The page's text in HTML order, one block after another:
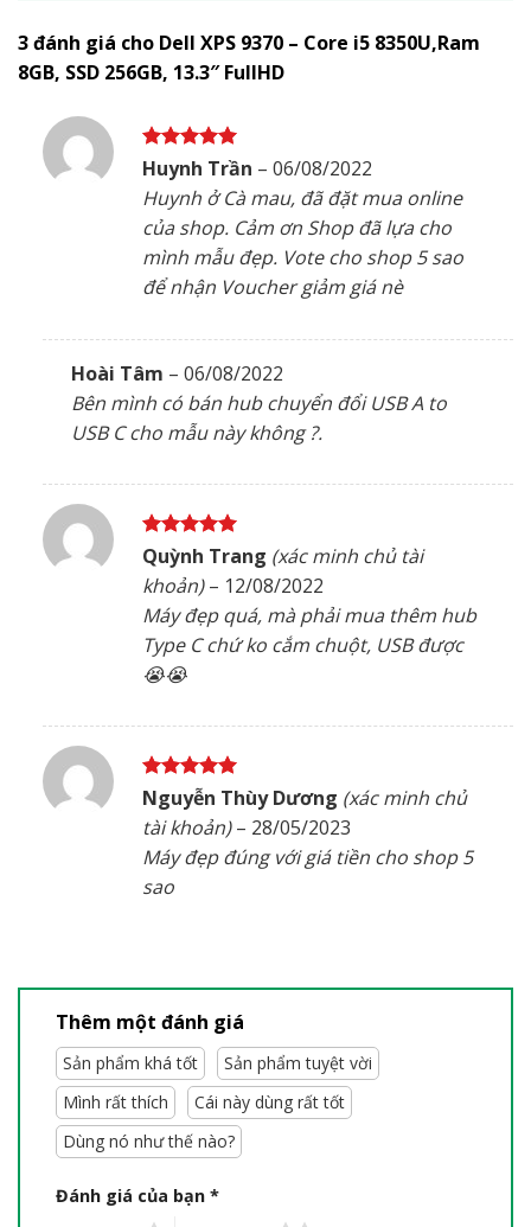
3 đánh giá cho Dell XPS 9370 – Core i5 8350U,Ram
8GB, SSD 256GB, 13.3″ FullHD
Được xếp
hạng
sao
Huynh Trần – 06/08/2022
Huynh ở Cà mau, đã đặt mua online
của shop. Cảm ơn Shop đã lựa cho
mình mẫu đẹp. Vote cho shop 5 sao
để nhận Voucher giảm giá nè
Hoài Tâm – 06/08/2022
Bên mình có bán hub chuyển đổi USB A to
USB C cho mẫu này không ?.
Được xếp
hạng
sao
Quỳnh Trang (xác minh chủ tài
khoản) – 12/08/2022
Máy đẹp quá, mà phải mua thêm hub
Type C chứ ko cắm chuột, USB được
😭😭
Được xếp
hạng5 5
sao
Nguyễn Thùy Dương (xác minh chủ
tài khoản) – 28/05/2023
Máy đẹp đúng với giá tiền cho shop 5
sao
Thêm một đánh giá
Sản phẩm khá tốt
Sản phẩm tuyệt vời
Mình rất thích
Cái này dùng rất tốt
Dùng nó như thế nào?
Đánh giá của bạn *